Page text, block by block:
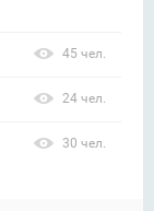
45 чел.
24 чел.
30 чел.